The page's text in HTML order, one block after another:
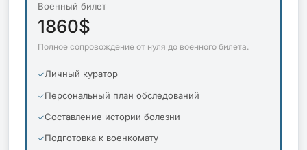
Военный билет
1860$
Полное сопровождение от нуля до военного билета.
Личный куратор
Персональный план обследований
Составление истории болезни
Подготовка к военкомату